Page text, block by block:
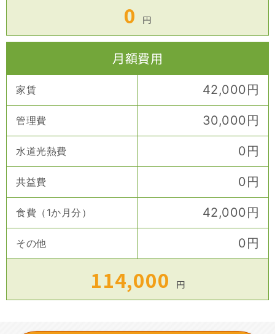
0 円
月額費用
家賃 42,000円
管理費 30,000円
水道光熱費 0円
共益費 0円
食費（1か月分） 42,000円
その他 0円
114,000 円